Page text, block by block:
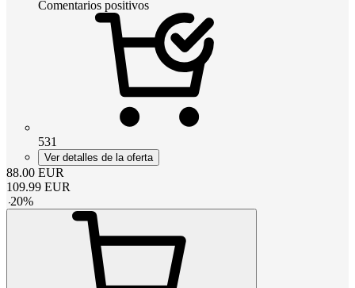
Comentarios positivos
531
Ver detalles de la oferta
88.00 EUR
109.99 EUR
-20%